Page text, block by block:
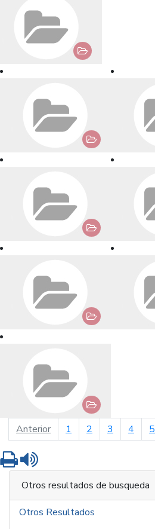
Anteriorpágina anterior
1 2 3 4 5
Imprimir
Otros resultados de busqueda
Otros Resultados